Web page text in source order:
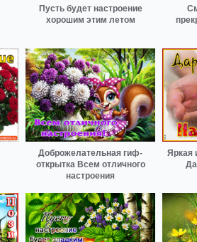
Пусть будет настроение
хорошим этим летом
Доброжелательная гиф-
открытка Всем отличного
настроения
Яркая